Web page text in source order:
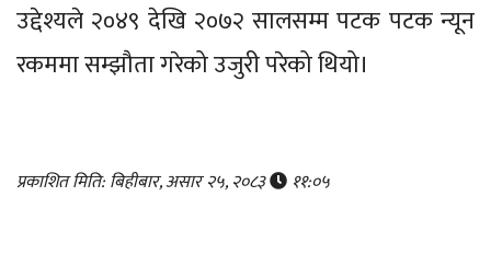
उद्देश्यले २०४९ देखि २०७२ सालसम्म पटक पटक न्यून
रकममा सम्झौता गरेको उजुरी परेको थियो।
प्रकाशित मिति: बिहीबार, असार २५, २०८३ ११:०५